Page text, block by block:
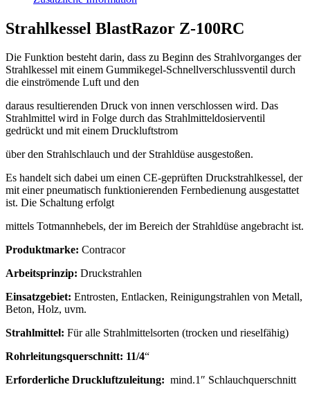
Strahlkessel BlastRazor Z-100RC
Die Funktion besteht darin, dass zu Beginn des Strahlvorganges der
Strahlkessel mit einem Gummikegel-Schnellverschlussventil durch
die einströmende Luft und den
daraus resultierenden Druck von innen verschlossen wird. Das
Strahlmittel wird in Folge durch das Strahlmitteldosierventil
gedrückt und mit einem Druckluftstrom
über den Strahlschlauch und der Strahldüse ausgestoßen.
Es handelt sich dabei um einen CE-geprüften Druckstrahlkessel, der
mit einer pneumatisch funktionierenden Fernbedienung ausgestattet
ist. Die Schaltung erfolgt
mittels Totmannhebels, der im Bereich der Strahldüse angebracht ist.
Produktmarke: Contracor
Arbeitsprinzip: Druckstrahlen
Einsatzgebiet: Entrosten, Entlacken, Reinigungstrahlen von Metall,
Beton, Holz, uvm.
Strahlmittel: Für alle Strahlmittelsorten (trocken und rieselfähig)
Rohrleitungsquerschnitt: 11/4“
Erforderliche Druckluftzuleitung: mind.1″ Schlauchquerschnitt